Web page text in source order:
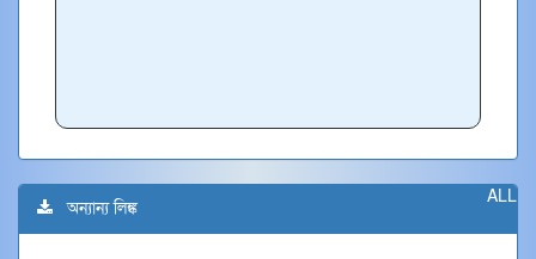
ALL
অন্যান্য লিঙ্ক